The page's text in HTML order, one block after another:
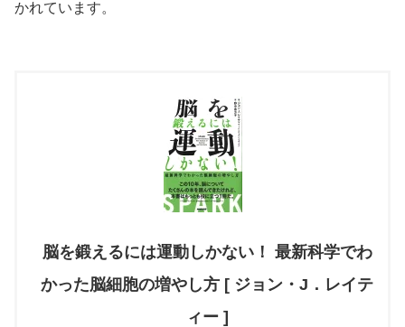
かれています。
脳を鍛えるには運動しかない！ 最新科学でわ
かった脳細胞の増やし方 [ ジョン・J．レイテ
ィー ]